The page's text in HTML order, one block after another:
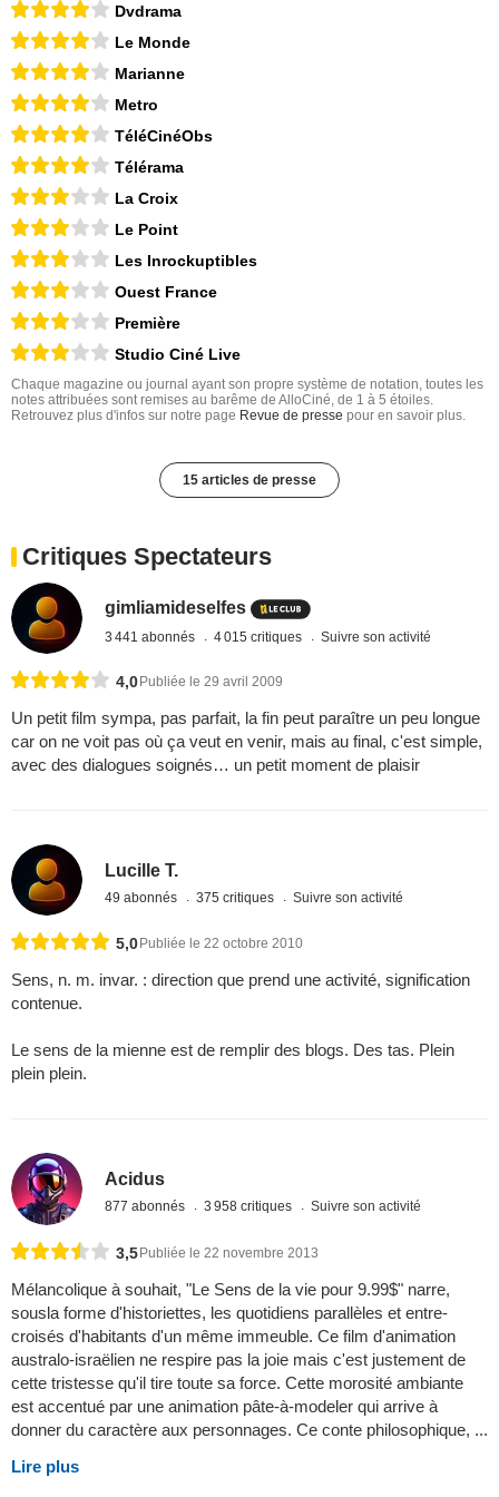
Dvdrama
Le Monde
Marianne
Metro
TéléCinéObs
Télérama
La Croix
Le Point
Les Inrockuptibles
Ouest France
Première
Studio Ciné Live
Chaque magazine ou journal ayant son propre système de notation, toutes les
notes attribuées sont remises au barême de AlloCiné, de 1 à 5 étoiles.
Retrouvez plus d'infos sur notre page Revue de presse pour en savoir plus.
15 articles de presse
Critiques Spectateurs
gimliamideselfes
3 441 abonnés 4 015 critiques Suivre son activité
4,0 Publiée le 29 avril 2009
Un petit film sympa, pas parfait, la fin peut paraître un peu longue
car on ne voit pas où ça veut en venir, mais au final, c'est simple,
avec des dialogues soignés… un petit moment de plaisir
Lucille T.
49 abonnés 375 critiques Suivre son activité
5,0 Publiée le 22 octobre 2010
Sens, n. m. invar. : direction que prend une activité, signification
contenue.
Le sens de la mienne est de remplir des blogs. Des tas. Plein
plein plein.
Acidus
877 abonnés 3 958 critiques Suivre son activité
3,5Publiée le 22 novembre 2013
Mélancolique à souhait, "Le Sens de la vie pour 9.99$" narre,
sousla forme d'historiettes, les quotidiens parallèles et entre-
croisés d'habitants d'un même immeuble. Ce film d'animation
australo-israëlien ne respire pas la joie mais c'est justement de
cette tristesse qu'il tire toute sa force. Cette morosité ambiante
est accentué par une animation pâte-à-modeler qui arrive à
donner du caractère aux personnages. Ce conte philosophique, ...
Lire plus